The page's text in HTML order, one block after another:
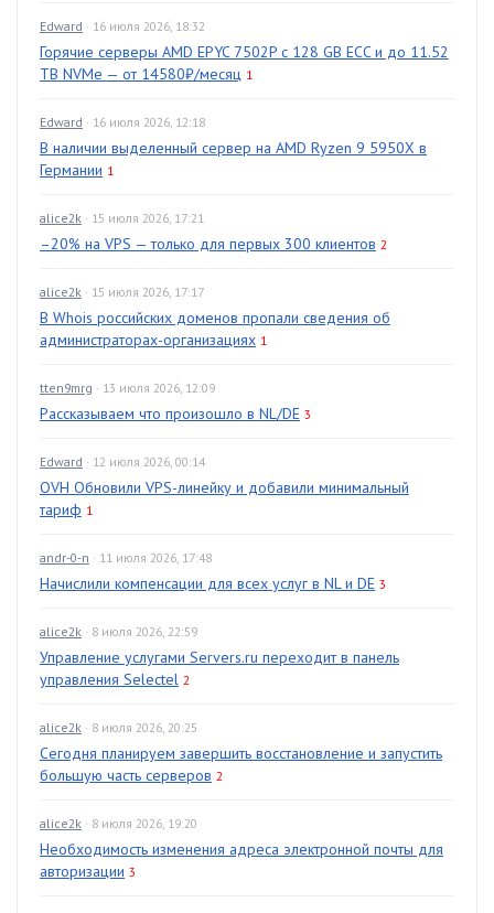
Edward · 16 июля 2026, 18:32
Горячие серверы AMD EPYC 7502P с 128 GB ECC и до 11.52
TB NVMe — от 14580₽/месяц 1
Edward · 16 июля 2026, 12:18
В наличии выделенный сервер на AMD Ryzen 9 5950X в
Германии 1
alice2k · 15 июля 2026, 17:21
–20% на VPS — только для первых 300 клиентов 2
alice2k · 15 июля 2026, 17:17
В Whois российских доменов пропали сведения об
администраторах-организациях 1
tten9mrg · 13 июля 2026, 12:09
Рассказываем что произошло в NL/DE 3
Edward · 12 июля 2026, 00:14
OVH Обновили VPS-линейку и добавили минимальный
тариф 1
andr-0-n · 11 июля 2026, 17:48
Начислили компенсации для всех услуг в NL и DE 3
alice2k · 8 июля 2026, 22:59
Управление услугами Servers.ru переходит в панель
управления Selectel 2
alice2k · 8 июля 2026, 20:25
Сегодня планируем завершить восстановление и запустить
большую часть серверов 2
alice2k · 8 июля 2026, 19:20
Необходимость изменения адреса электронной почты для
авторизации 3